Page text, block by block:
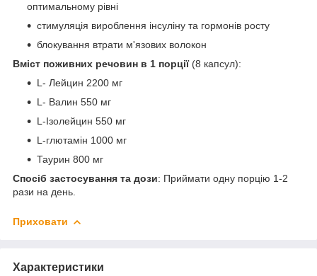
оптимальному рівні
стимуляція вироблення інсуліну та гормонів росту
блокування втрати м'язових волокон
Вміст поживних речовин в 1 порції(8 капсул):
L- Лейцин 2200 мг
L- Валин 550 мг
L-Ізолейцин 550 мг
L-глютамін 1000 мг
Таурин 800 мг
Спосіб застосування та дози: Приймати одну порцію 1-2
рази на день.
Приховати
Характеристики